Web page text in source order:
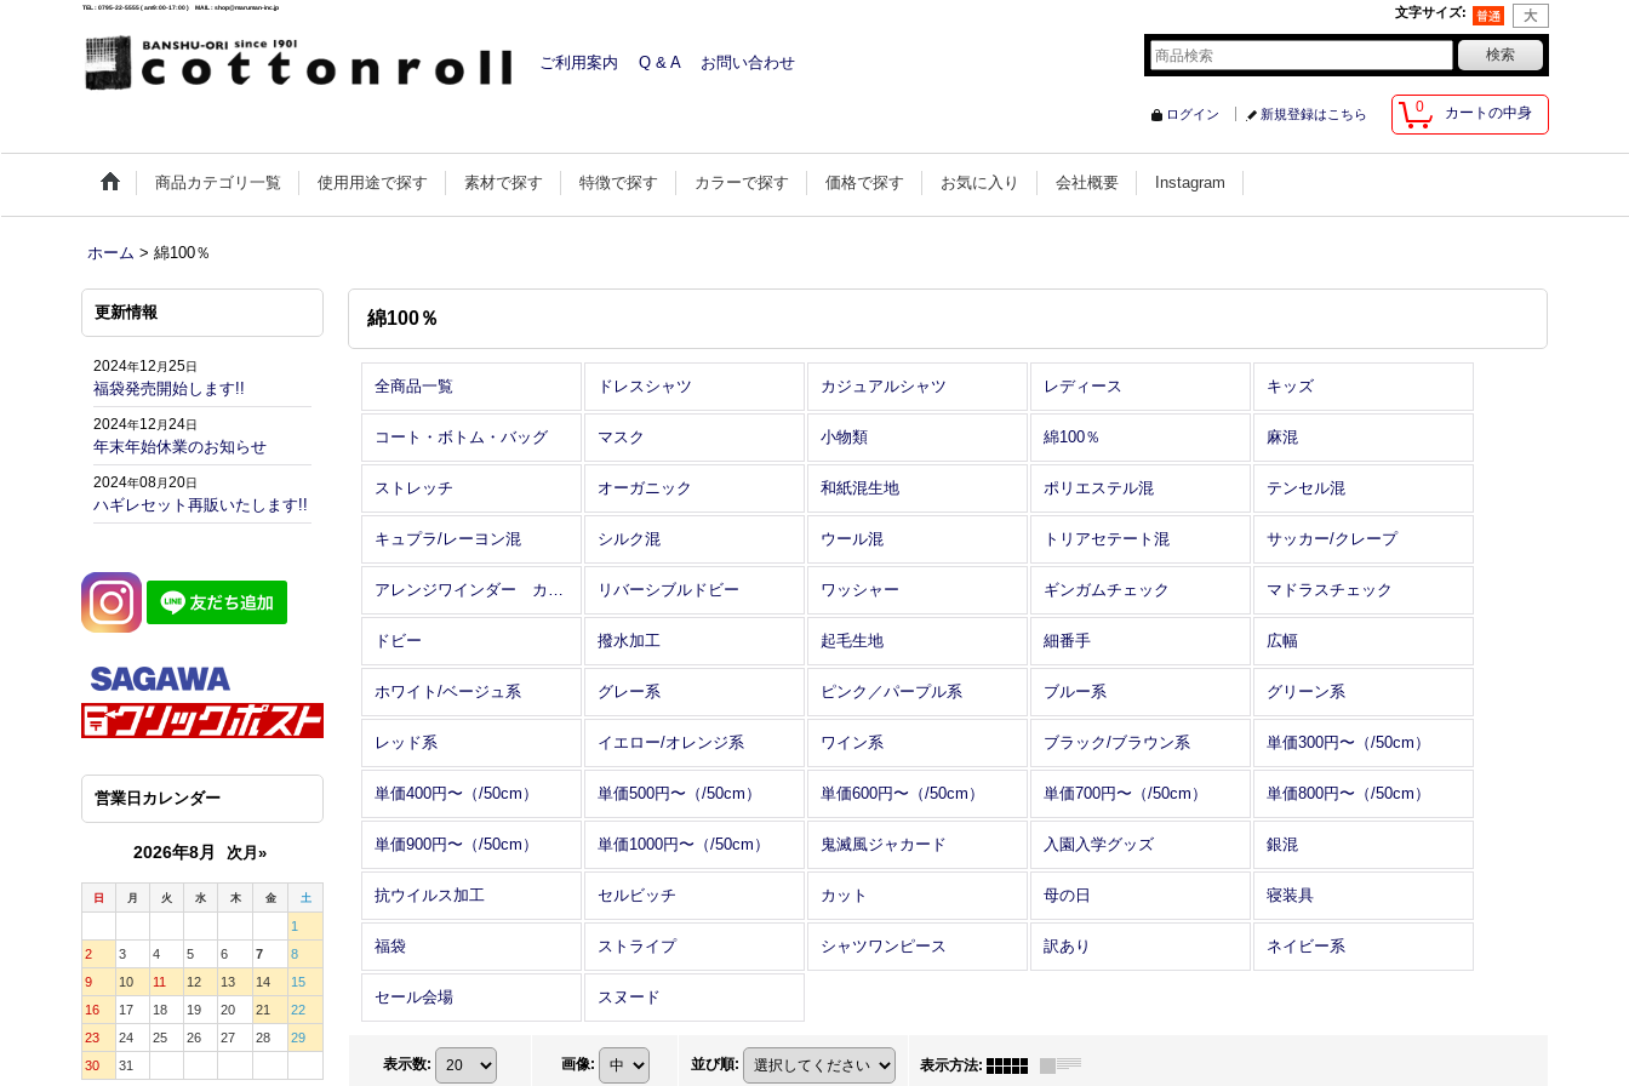
TEL : 0795-22-5555 ( am9:00-17:00 ) MAIL : shop@maruman-inc.jp 文字サイズ:
ご利用案内 Q & A お問い合わせ
0 カートの中身
ログイン 新規登録はこちら
商品カテゴリ一覧 使用用途で探す 素材で探す 特徴で探す カラーで探す 価格で探す お気に入り 会社概要 Instagram
ホーム > 綿100％
更新情報
2024年12 月25日
福袋発売開始します!!
2024年12 月24日
年末年始休業のお知らせ
2024年08月20日
ハギレセット再販いたします!!
営業日カレンダー
2026年8月 次月»
日 月 火 水 木 金 土
1
2
3 4 5 6 7
8
9
10 11 12 13 14
15
16
17 18 19 20 21
22
23
24 25 26 27 28
29
30
31
綿100％
全商品一覧 ドレスシャツ カジュアルシャツ レディース キッズ
コート・ボトム・バッグ マスク 小物類 綿100％ 麻混
ストレッチ オーガニック 和紙混生地 ポリエステル混 テンセル混
キュプラ/レーヨン混 シルク混 ウール混 トリアセテート混 サッカー/クレープ
アレンジワインダー カットジャカード リバーシブルドビー ワッシャー ギンガムチェック マドラスチェック
ドビー 撥水加工 起毛生地 細番手 広幅
ホワイト/ベージュ系 グレー系 ピンク／パープル系 ブルー系 グリーン系
レッド系 イエロー/オレンジ系 ワイン系 ブラック/ブラウン系 単価300円〜（/50cm）
単価400円〜（/50cm） 単価500円〜（/50cm） 単価600円〜（/50cm） 単価700円〜（/50cm） 単価800円〜（/50cm）
単価900円〜（/50cm） 単価1000円〜（/50cm） 鬼滅風ジャカード 入園入学グッズ 銀混
抗ウイルス加工 セルビッチ カット 母の日 寝装具
福袋 ストライプ シャツワンピース 訳あり ネイビー系
セール会場 スヌード
表示数: 画像: 並び順: 表示方法: